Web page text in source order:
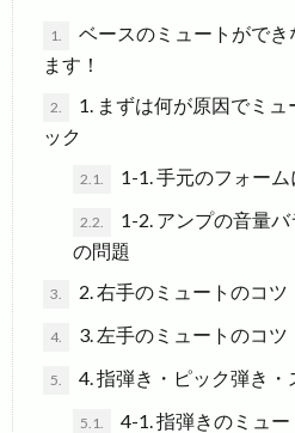
1.
ベースのミュートがで
ます！
2.
1. まずは何が原因でミ
ック
2.1. 1-1. 手元のフォー
2.2.
1-2. アンプの音量
の問題
3. 2. 右手のミュートのコツ
4. 3. 左手のミュートのコツ
5. 4. 指弾き・ピック弾き
5.1. 4-1. 指弾きのミュー